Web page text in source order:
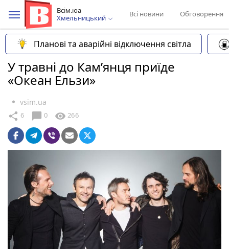
Всім.юа
Хмельницький
Всі новини Обговорення
Планові та аварійні відключення світла
У травні до Кам’янця приїде
«Океан Ельзи»
vsim.ua
share 6 chat_bubble 0 visibility 266